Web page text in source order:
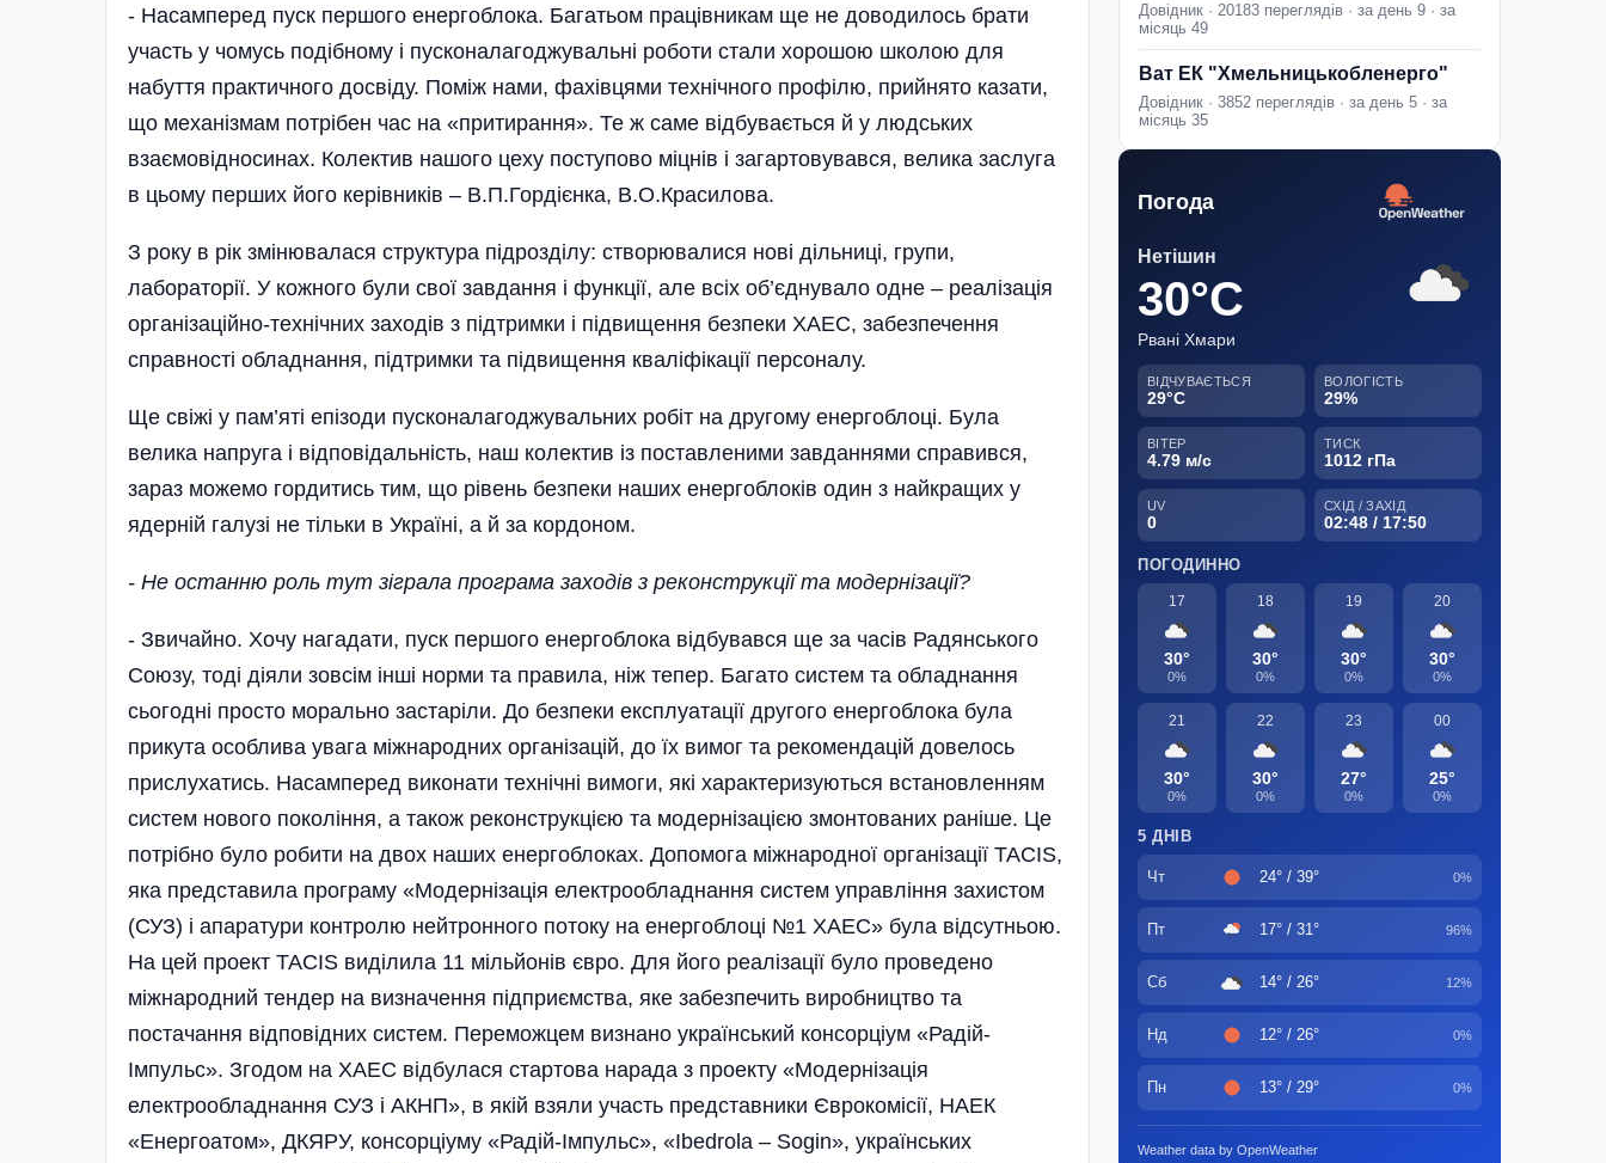
- Насамперед пуск першого енергоблока. Багатьом працівникам ще не доводилось брати
участь у чомусь подібному і пусконалагоджувальні роботи стали хорошою школою для
набуття практичного досвіду. Поміж нами, фахівцями технічного профілю, прийнято казати,
що механізмам потрібен час на «притирання». Те ж саме відбувається й у людських
взаємовідносинах. Колектив нашого цеху поступово міцнів і загартовувався, велика заслуга
в цьому перших його керівників – В.П.Гордієнка, В.О.Красилова.
З року в рік змінювалася структура підрозділу: створювалися нові дільниці, групи,
лабораторії. У кожного були свої завдання і функції, але всіх об’єднувало одне – реалізація
організаційно-технічних заходів з підтримки і підвищення безпеки ХАЕС, забезпечення
справності обладнання, підтримки та підвищення кваліфікації персоналу.
Ще свіжі у пам’яті епізоди пусконалагоджувальних робіт на другому енергоблоці. Була
велика напруга і відповідальність, наш колектив із поставленими завданнями справився,
зараз можемо гордитись тим, що рівень безпеки наших енергоблоків один з найкращих у
ядерній галузі не тільки в Україні, а й за кордоном.
- Не останню роль тут зіграла програма заходів з реконструкції та модернізації?
- Звичайно. Хочу нагадати, пуск першого енергоблока відбувався ще за часів Радянського
Союзу, тоді діяли зовсім інші норми та правила, ніж тепер. Багато систем та обладнання
сьогодні просто морально застаріли. До безпеки експлуатації другого енергоблока була
прикута особлива увага міжнародних організацій, до їх вимог та рекомендацій довелось
прислухатись. Насамперед виконати технічні вимоги, які характеризуються встановленням
систем нового покоління, а також реконструкцією та модернізацією змонтованих раніше. Це
потрібно було робити на двох наших енергоблоках. Допомога міжнародної організації TACIS,
яка представила програму «Модернізація електрообладнання систем управління захистом
(СУЗ) і апаратури контролю нейтронного потоку на енергоблоці №1 ХАЕС» була відсутньою.
На цей проект TACІS виділила 11 мільйонів євро. Для його реалізації було проведено
міжнародний тендер на визначен­ня ­підприємства, яке забезпечить вироб­ництво та
постачання відповідних систем. Переможцем визнано український консорціум «Радій-
Імпульс». Згодом на ХАЕС відбулася стартова нарада з проекту «Модернізація
електрообладнання СУЗ і АКНП», в якій взяли участь представники Єврокомісії, НАЕК
«Енергоатом», ДКЯРУ, консорціуму «Радій-Імпульс», «Ibedrola – Sogin», українських
Довідник · 20183 переглядів · за день 9 · за
місяць 49
Ват ЕК "Хмельницькобленерго"
Довідник · 3852 переглядів · за день 5 · за
місяць 35
Погода
Нетішин
30°C
Рвані Хмари
ВІДЧУВАЄТЬСЯ
29°C
ВОЛОГІСТЬ
29%
ВІТЕР
4.79 м/с
ТИСК
1012 гПа
UV
0
СХІД / ЗАХІД
02:48 / 17:50
ПОГОДИННО
17
30°
0%
18
30°
0%
19
30°
0%
20
30°
0%
21
30°
0%
22
30°
0%
23
27°
0%
00
25°
0%
5 ДНІВ
Чт 24° / 39° 0%
Пт 17° / 31° 96%
Сб 14° / 26° 12%
Нд 12° / 26° 0%
Пн 13° / 29° 0%
Weather data by OpenWeather